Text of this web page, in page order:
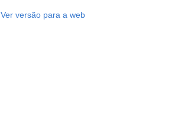
Ver versão para a web